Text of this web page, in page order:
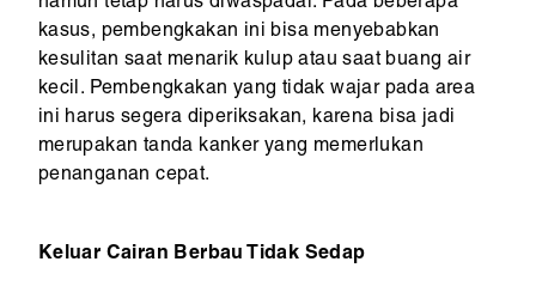
namun tetap harus diwaspadai. Pada beberapa
kasus, pembengkakan ini bisa menyebabkan
kesulitan saat menarik kulup atau saat buang air
kecil. Pembengkakan yang tidak wajar pada area
ini harus segera diperiksakan, karena bisa jadi
merupakan tanda kanker yang memerlukan
penanganan cepat.
Keluar Cairan Berbau Tidak Sedap